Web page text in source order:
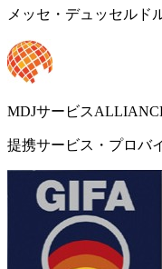
メッセ・デュッセルド
MDJサービス
提携サービス・プロバ